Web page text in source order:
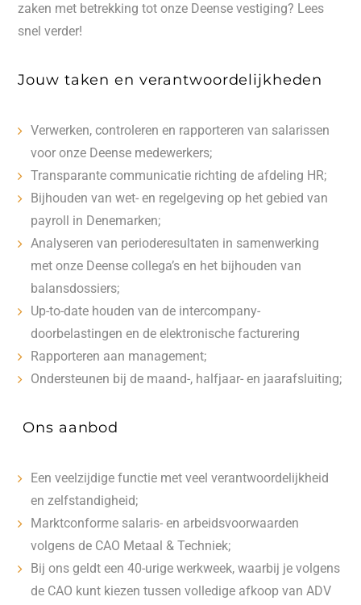
zaken met betrekking tot onze Deense vestiging? Lees
snel verder!
Jouw taken en verantwoordelijkheden
Verwerken, controleren en rapporteren van salarissen
voor onze Deense medewerkers;
Transparante communicatie richting de afdeling HR;
Bijhouden van wet- en regelgeving op het gebied van
payroll in Denemarken;
Analyseren van perioderesultaten in samenwerking
met onze Deense collega’s en het bijhouden van
balansdossiers;
Up-to-date houden van de intercompany-
doorbelastingen en de elektronische facturering
Rapporteren aan management;
Ondersteunen bij de maand-, halfjaar- en jaarafsluiting;
Ons aanbod
Een veelzijdige functie met veel verantwoordelijkheid
en zelfstandigheid;
Marktconforme salaris- en arbeidsvoorwaarden
volgens de CAO Metaal & Techniek;
Bij ons geldt een 40-urige werkweek, waarbij je volgens
de CAO kunt kiezen tussen volledige afkoop van ADV